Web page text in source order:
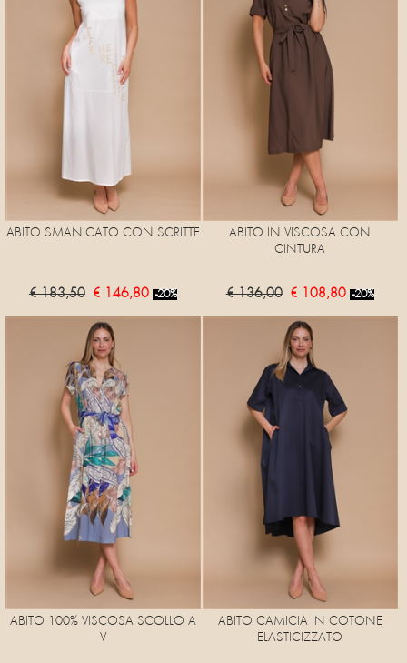
ABITO SMANICATO CON SCRITTE
€ 183,50 € 146,80 -20%
ABITO IN VISCOSA CON
CINTURA
€ 136,00 € 108,80 -20%
ABITO 100% VISCOSA SCOLLO A
V
ABITO CAMICIA IN COTONE
ELASTICIZZATO